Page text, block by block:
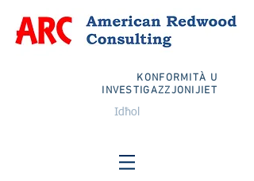
KONFORMITÀ U
INVESTIGAZZJONIJIET
Idħol